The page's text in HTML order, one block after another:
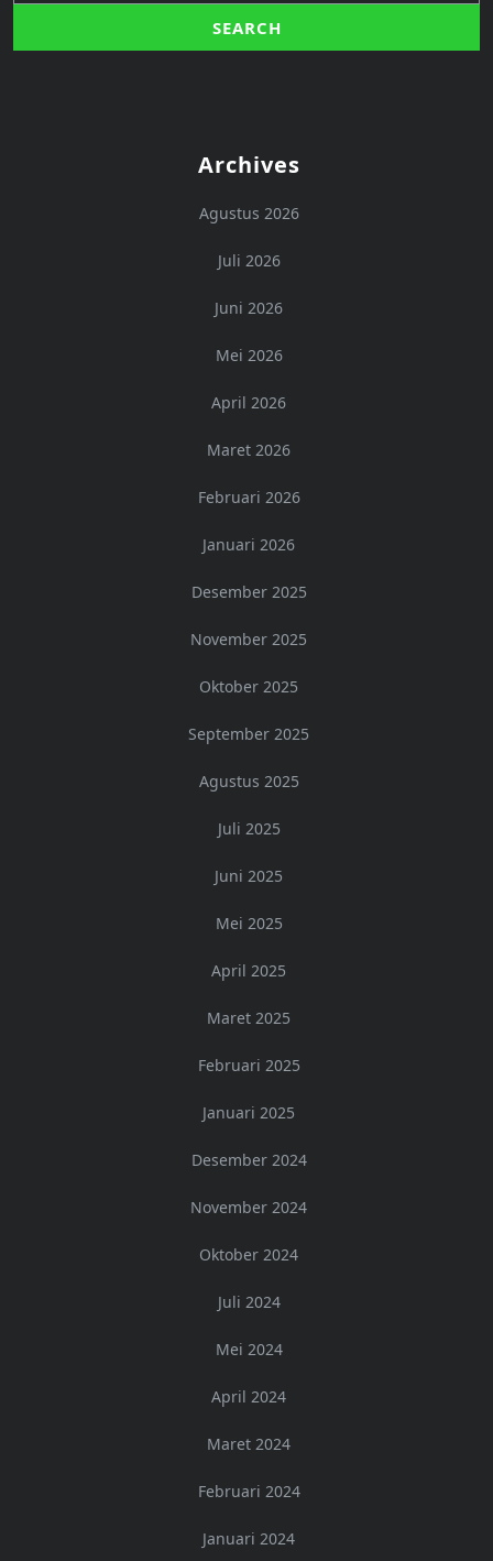
Archives
Agustus 2026
Juli 2026
Juni 2026
Mei 2026
April 2026
Maret 2026
Februari 2026
Januari 2026
Desember 2025
November 2025
Oktober 2025
September 2025
Agustus 2025
Juli 2025
Juni 2025
Mei 2025
April 2025
Maret 2025
Februari 2025
Januari 2025
Desember 2024
November 2024
Oktober 2024
Juli 2024
Mei 2024
April 2024
Maret 2024
Februari 2024
Januari 2024